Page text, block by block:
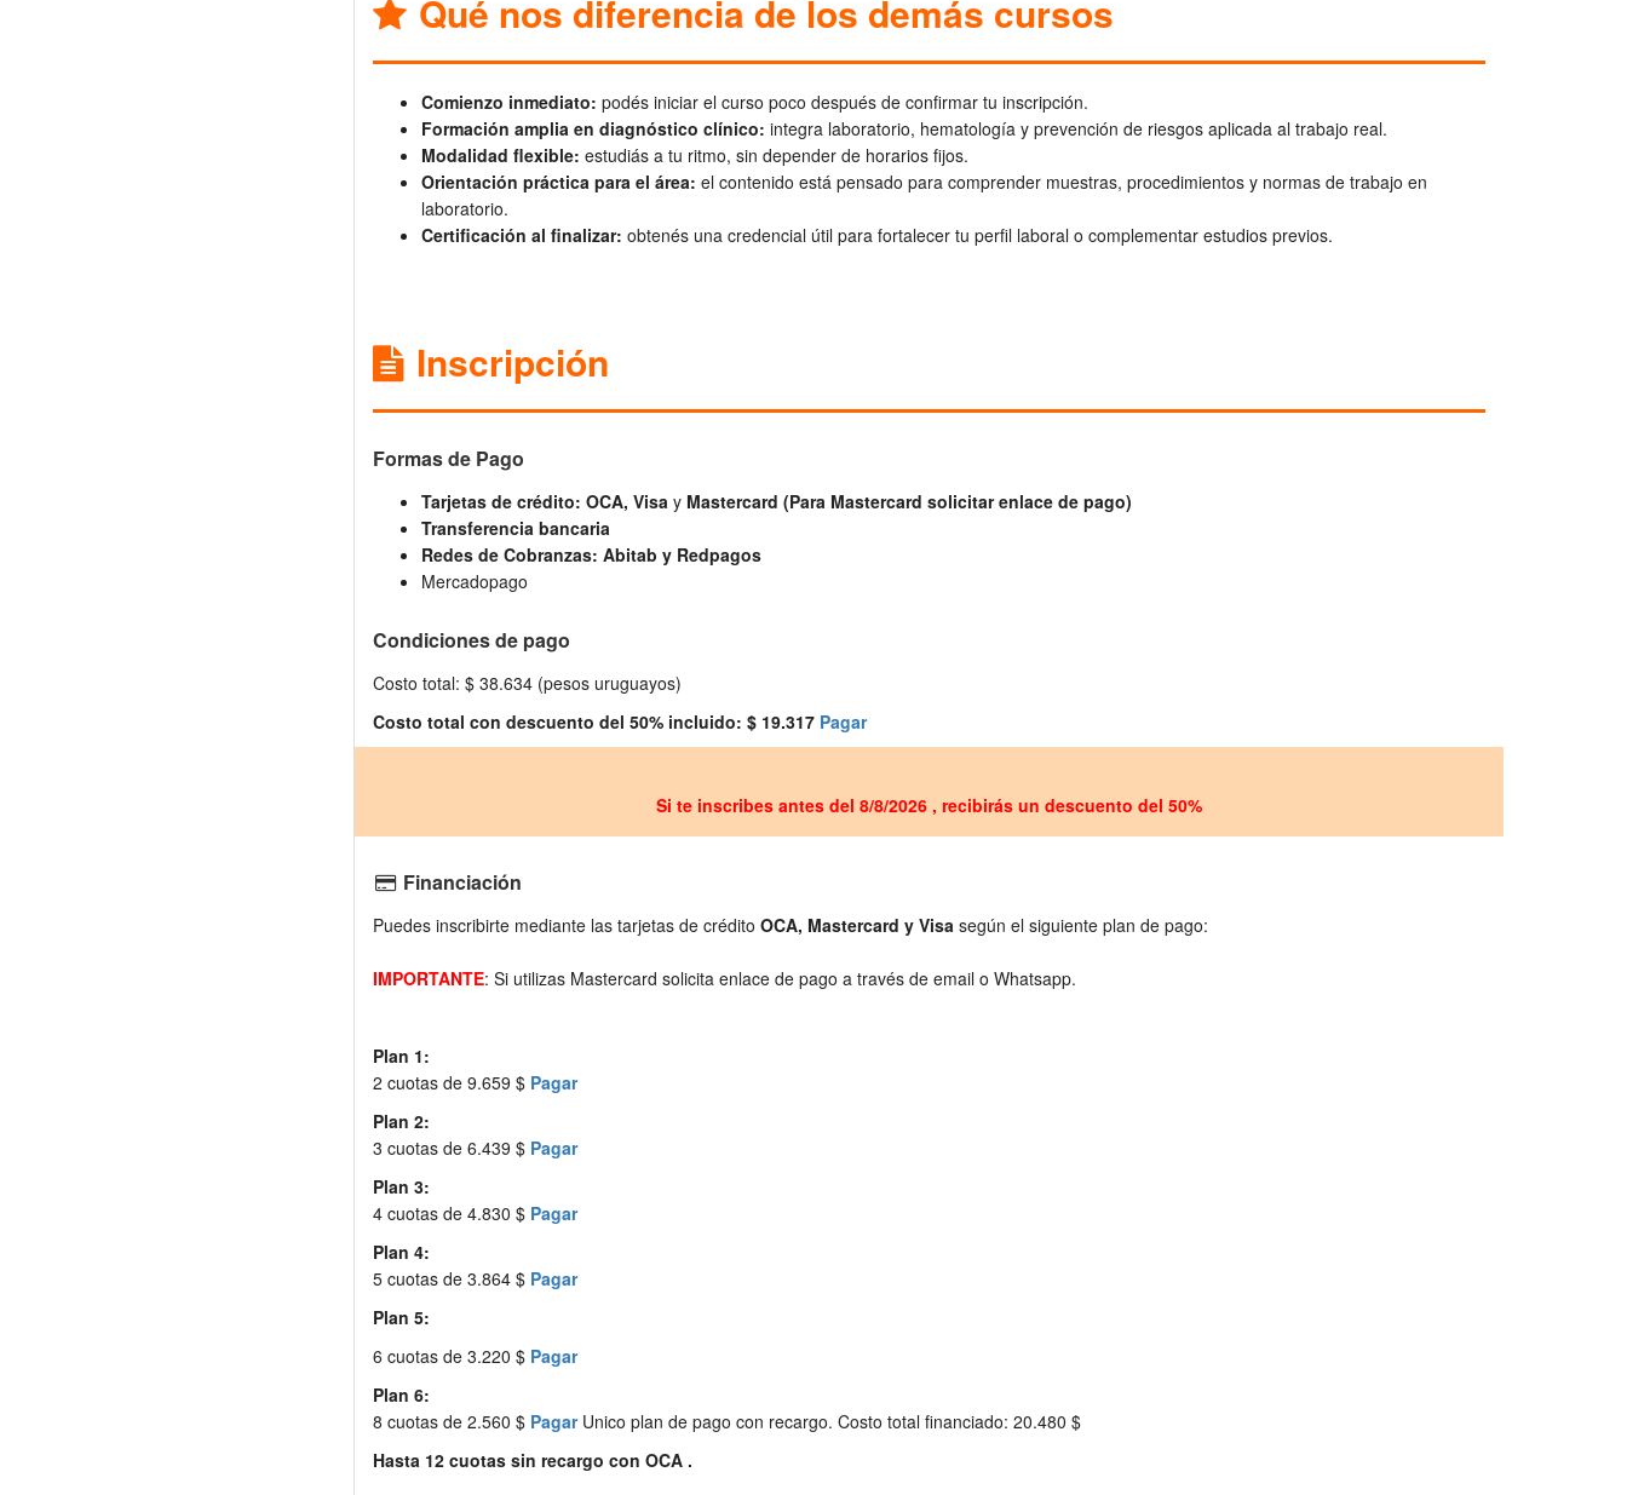
Qué nos diferencia de los demás cursos
Comienzo inmediato: podés iniciar el curso poco después de confirmar tu inscripción.
Formación amplia en diagnóstico clínico: integra laboratorio, hematología y prevención de riesgos aplicada al trabajo real.
Modalidad flexible: estudiás a tu ritmo, sin depender de horarios fijos.
Orientación práctica para el área: el contenido está pensado para comprender muestras, procedimientos y normas de trabajo en
laboratorio.
Certificación al finalizar: obtenés una credencial útil para fortalecer tu perfil laboral o complementar estudios previos.
Inscripción
Formas de Pago
Tarjetas de crédito: OCA, Visa y Mastercard (Para Mastercard solicitar enlace de pago)
Transferencia bancaria
Redes de Cobranzas: Abitab y Redpagos
Mercadopago
Condiciones de pago
Costo total: $ 38.634 (pesos uruguayos)
Costo total con descuento del 50% incluido: $ 19.317 Pagar
Si te inscribes antes del 8/8/2026 , recibirás un descuento del 50%
Financiación
Puedes inscribirte mediante las tarjetas de crédito OCA, Mastercard y Visa según el siguiente plan de pago:
IMPORTANTE: Si utilizas Mastercard solicita enlace de pago a través de email o Whatsapp.
Plan 1:
2 cuotas de 9.659 $ Pagar
Plan 2:
3 cuotas de 6.439 $ Pagar
Plan 3:
4 cuotas de 4.830 $ Pagar
Plan 4:
5 cuotas de 3.864 $ Pagar
Plan 5:
6 cuotas de 3.220 $ Pagar
Plan 6:
8 cuotas de 2.560 $ PagarUnico plan de pago con recargo. Costo total financiado: 20.480 $
Hasta 12 cuotas sin recargo con OCA .